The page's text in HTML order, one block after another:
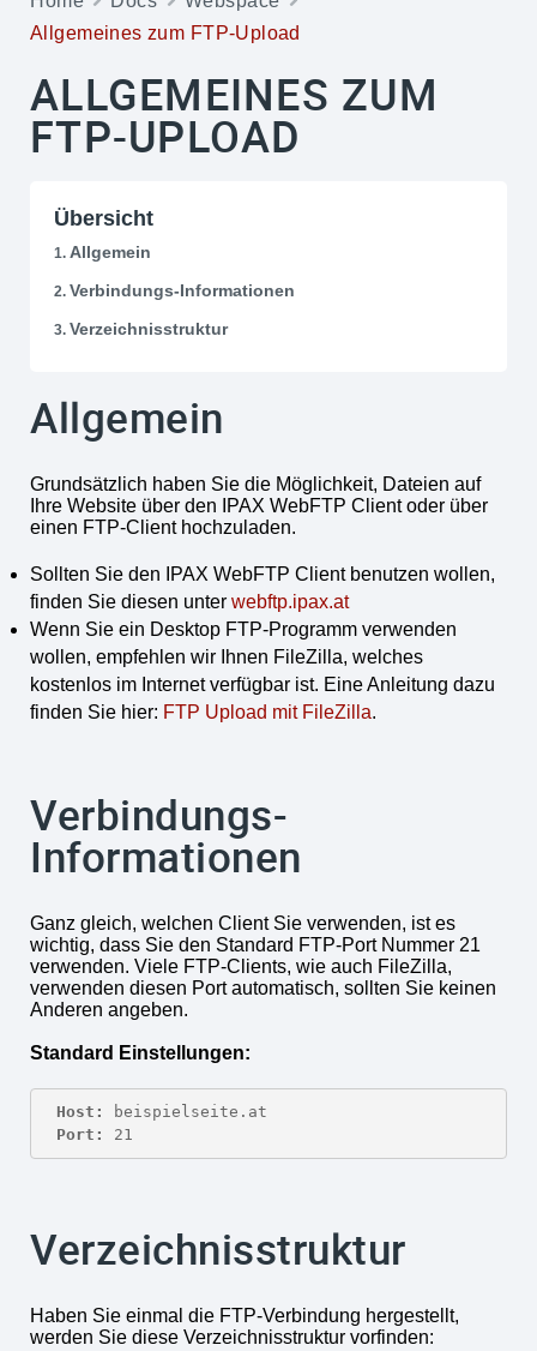
Allgemeines zum FTP-Upload
ALLGEMEINES ZUM
FTP-UPLOAD
Übersicht
Allgemein
Verbindungs-Informationen
Verzeichnisstruktur
Allgemein
Grundsätzlich haben Sie die Möglichkeit, Dateien auf
Ihre Website über den IPAX WebFTP Client oder über
einen FTP-Client hochzuladen.
Sollten Sie den IPAX WebFTP Client benutzen wollen,
finden Sie diesen unter webftp.ipax.at
Wenn Sie ein Desktop FTP-Programm verwenden
wollen, empfehlen wir Ihnen FileZilla, welches
kostenlos im Internet verfügbar ist. Eine Anleitung dazu
finden Sie hier: FTP Upload mit FileZilla.
Verbindungs-
Informationen
Ganz gleich, welchen Client Sie verwenden, ist es
wichtig, dass Sie den Standard FTP-Port Nummer 21
verwenden. Viele FTP-Clients, wie auch FileZilla,
verwenden diesen Port automatisch, sollten Sie keinen
Anderen angeben.
Standard Einstellungen:
Host:
Port:
21
Verzeichnisstruktur
Haben Sie einmal die FTP-Verbindung hergestellt,
werden Sie diese Verzeichnisstruktur vorfinden: